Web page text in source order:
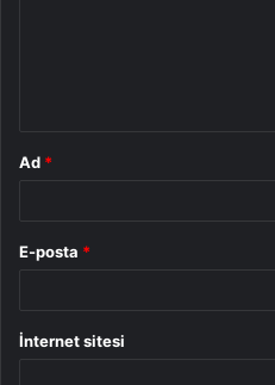
Ad *
E-posta *
İnternet sitesi